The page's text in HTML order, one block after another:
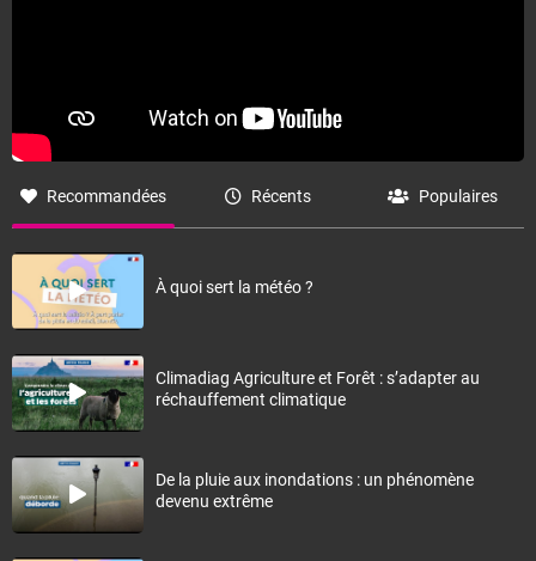
Recommandées Récents Populaires
À quoi sert la météo ?
Climadiag Agriculture et Forêt : s’adapter au
réchauffement climatique
De la pluie aux inondations : un phénomène
devenu extrême